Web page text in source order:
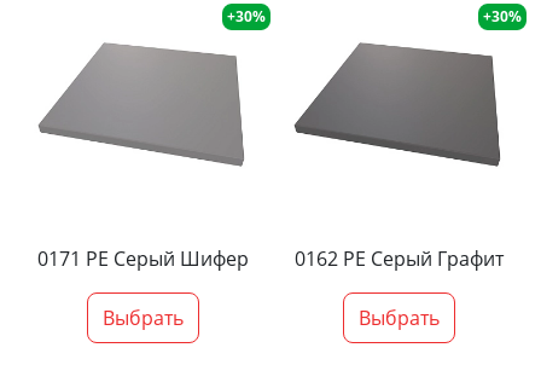
+30%
0171 PE Серый Шифер
Выбрать
+30%
0162 PE Серый Графит
Выбрать